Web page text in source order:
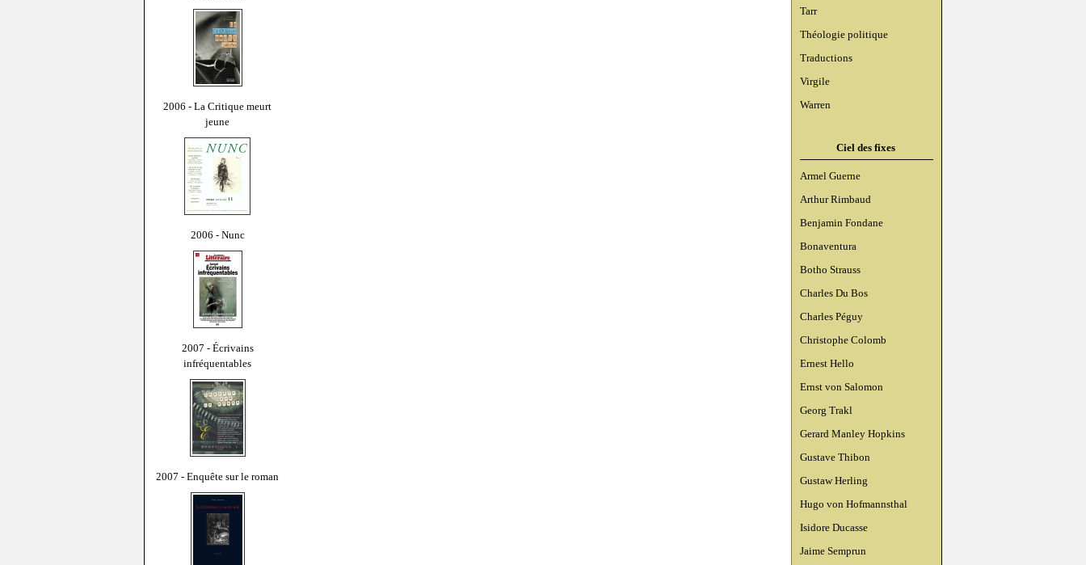
2006 - La Critique meurt
jeune
2006 - Nunc
2007 - Écrivains
infréquentables
2007 - Enquête sur le roman
Tarr
Théologie politique
Traductions
Virgile
Warren
Ciel des fixes
Armel Guerne
Arthur Rimbaud
Benjamin Fondane
Bonaventura
Botho Strauss
Charles Du Bos
Charles Péguy
Christophe Colomb
Ernest Hello
Ernst von Salomon
Georg Trakl
Gerard Manley Hopkins
Gustave Thibon
Gustaw Herling
Hugo von Hofmannsthal
Isidore Ducasse
Jaime Semprun